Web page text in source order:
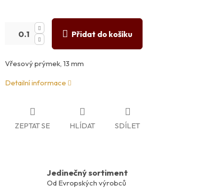
Přidat do košíku
Vřesový prýmek, 13 mm
Detailní informace
ZEPTAT SE HLÍDAT SDÍLET
Jedinečný sortiment
Od Evropských výrobců